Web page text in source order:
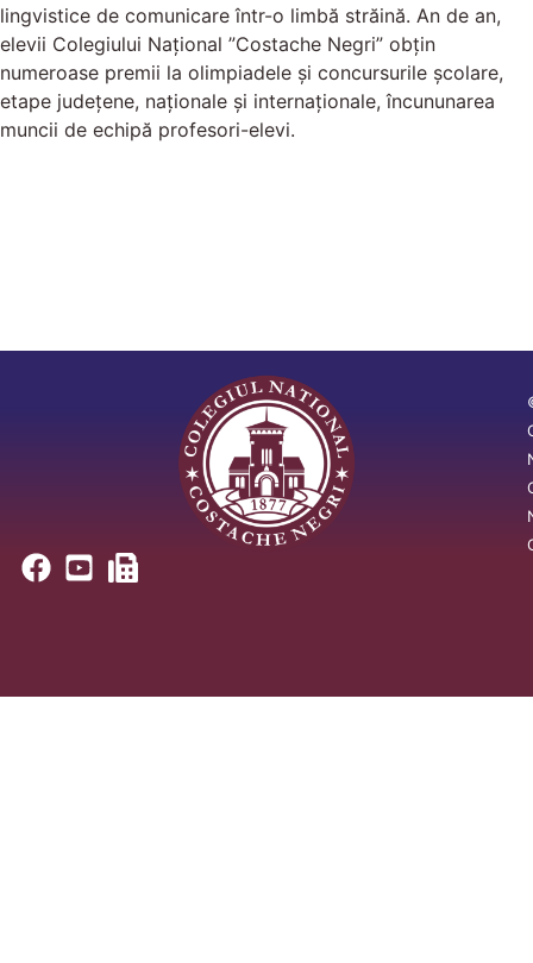
lingvistice de comunicare într-o limbă străină. An de an,
elevii Colegiului Național ”Costache Negri” obțin
numeroase premii la olimpiadele și concursurile școlare,
etape județene, naționale și internaționale, încununarea
muncii de echipă profesori-elevi.